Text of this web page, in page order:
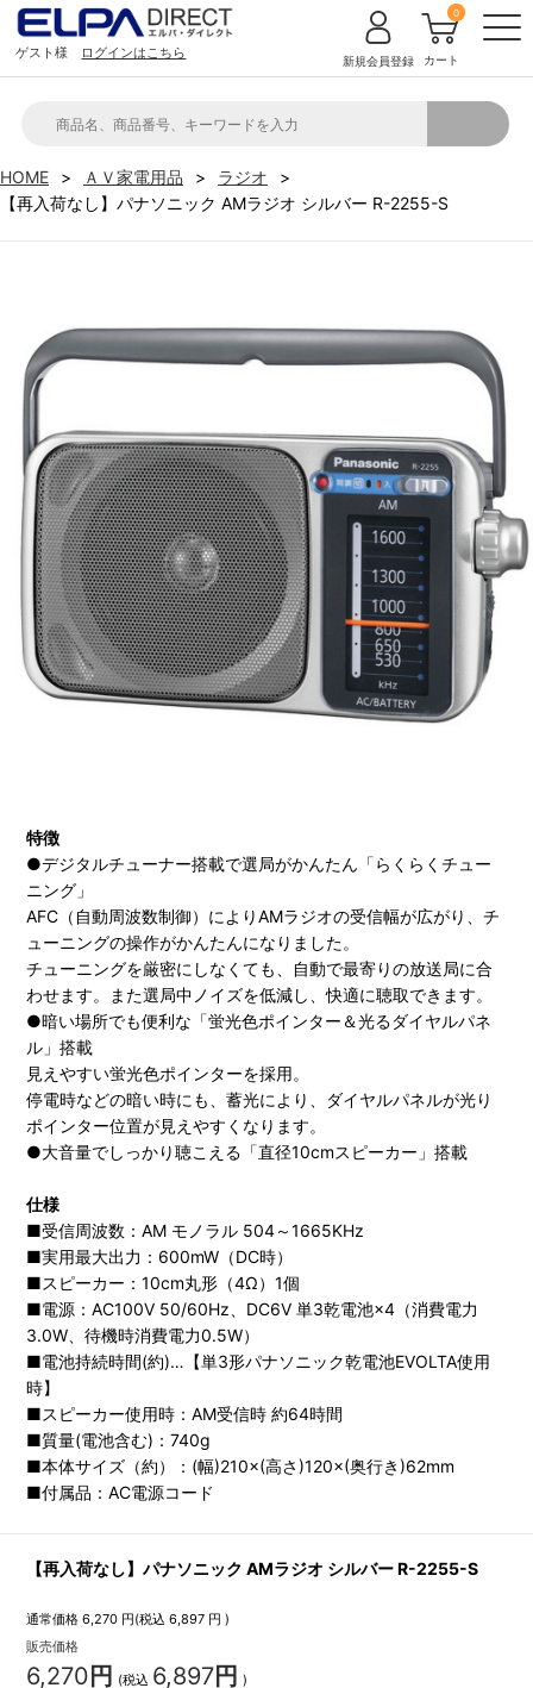
ゲスト様 ログインはこちら 新規会員登録 カート
0
HOME ＡＶ家電用品
ラジオ
【再入荷なし】パナソニック AMラジオ シルバー R-2255-S
特徴
●デジタルチューナー搭載で選局がかんたん「らくらくチュー
ニング」
AFC（自動周波数制御）によりAMラジオの受信幅が広がり、チ
ューニングの操作がかんたんになりました。
チューニングを厳密にしなくても、自動で最寄りの放送局に合
わせます。また選局中ノイズを低減し、快適に聴取できます。
●暗い場所でも便利な「蛍光色ポインター＆光るダイヤルパネ
ル」搭載
見えやすい蛍光色ポインターを採用。
停電時などの暗い時にも、蓄光により、ダイヤルパネルが光り
ポインター位置が見えやすくなります。
●大音量でしっかり聴こえる「直径10cmスピーカー」搭載
仕様
■受信周波数：AM モノラル 504～1665KHz
■実用最大出力：600mW（DC時）
■スピーカー：10cm丸形（4Ω）1個
■電源：AC100V 50/60Hz、DC6V 単3乾電池×4（消費電力
3.0W、待機時消費電力0.5W）
■電池持続時間(約)…【単3形パナソニック乾電池EVOLTA使用
時】
■スピーカー使用時：AM受信時 約64時間
■質量(電池含む)：740g
■本体サイズ（約）：(幅)210×(高さ)120×(奥行き)62mm
■付属品：AC電源コード
【再入荷なし】パナソニック AMラジオ シルバー R-2255-S
通常価格 6,270 円(税込6,897 円 )
販売価格
6,270 円 (税込 6,897円 )